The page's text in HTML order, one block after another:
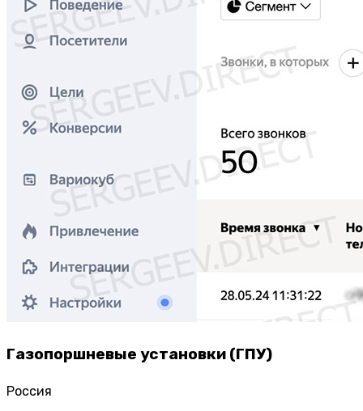
Газопоршневые установки (ГПУ)
Россия